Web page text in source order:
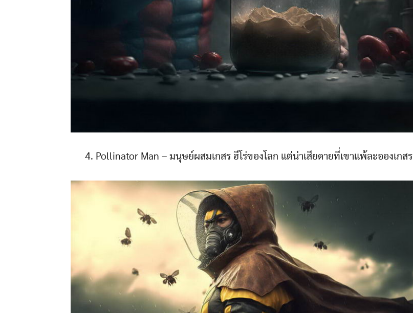
4. Pollinator Man – มนุษย์ผสมเกสร ฮีโร่ของโลก แต่น่าเสียดายที่เขาแพ้ละอองเกสร